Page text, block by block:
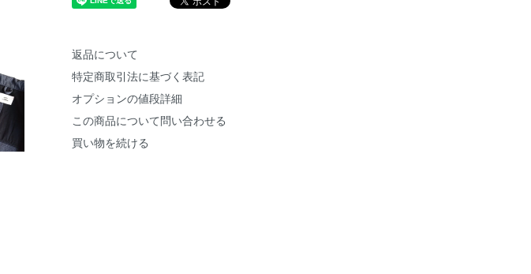
返品について
特定商取引法に基づく表記
オプションの値段詳細
この商品について問い合わせる
買い物を続ける